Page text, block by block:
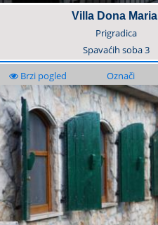
Villa Dona Maria
Prigradica
Spavaćih soba3
Brzi pogled Označi